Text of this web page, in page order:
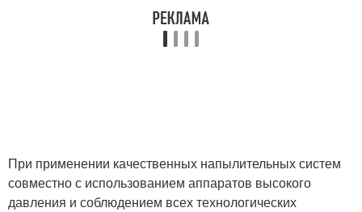
При применении качественных напылительных систем
совместно с использованием аппаратов высокого
давления и соблюдением всех технологических